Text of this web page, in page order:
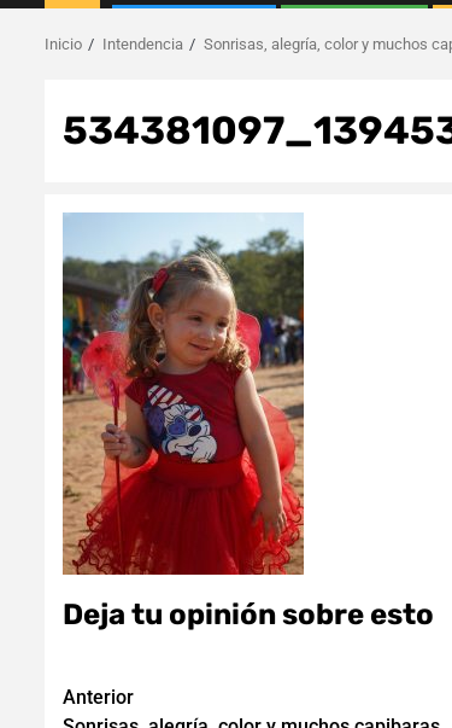
Inicio Intendencia Sonrisas, alegría, color y muchos
Deja tu opinión sobre esto
Navegación
Anterior